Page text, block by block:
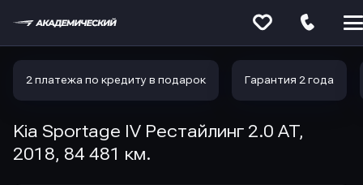
2 платежа по кредиту в подарок Гарантия 2 года
Kia Sportage IV Рестайлинг 2.0 AT,
2018, 84 481 км.